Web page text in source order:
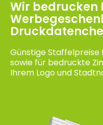
Wir bedrucken
Günstige
sowie für bedruckte
Ihrem Logo und